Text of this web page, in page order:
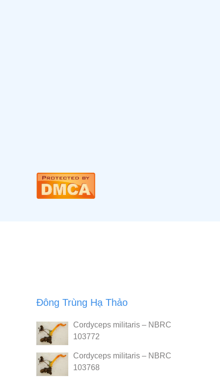
Đông Trùng Hạ Thảo
Cordyceps militaris – NBRC
103772
Cordyceps militaris – NBRC
103768